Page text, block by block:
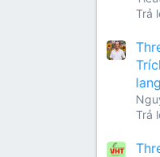
Trả
Trả